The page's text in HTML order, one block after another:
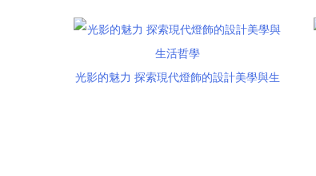
光影的魅力 探索現代燈飾的設計美學與生